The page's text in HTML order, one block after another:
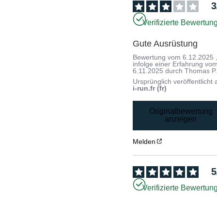
3
Verifizierte
Gute Ausrüstung
Bewertung vom6.12.2025
infolge einer Erfahrung
6.11.2025 durchThomas P.
Ursprünglich veröffentlicht
i-run.fr (fr)
Originalbewertung
anzeigen
Melden
5
Verifizierte